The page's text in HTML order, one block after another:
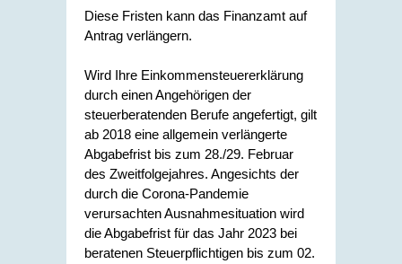
Diese Fristen kann das Finanzamt auf
Antrag verlängern.
Wird Ihre Einkommensteuererklärung
durch einen Angehörigen der
steuerberatenden Berufe angefertigt, gilt
ab 2018 eine allgemein verlängerte
Abgabefrist bis zum 28./29. Februar
des Zweitfolgejahres. Angesichts der
durch die Corona-Pandemie
verursachten Ausnahmesituation wird
die Abgabefrist für das Jahr 2023 bei
beratenen Steuerpflichtigen bis zum 02.